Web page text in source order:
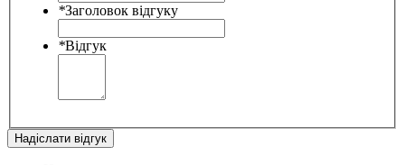
*Заголовок відгуку
*Відгук
Надіслати відгук